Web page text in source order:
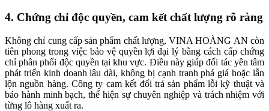
4. Chứng chỉ độc quyền, cam kết chất lượng rõ ràng
Không chỉ cung cấp sản phẩm chất lượng, VINA HOÀNG AN còn
tiên phong trong việc bảo vệ quyền lợi đại lý bằng cách cấp chứng
chỉ phân phối độc quyền tại khu vực. Điều này giúp đối tác yên tâm
phát triển kinh doanh lâu dài, không bị cạnh tranh phá giá hoặc lẫn
lộn nguồn hàng. Công ty cam kết đổi trả sản phẩm lỗi kỹ thuật và
bảo hành minh bạch, thể hiện sự chuyên nghiệp và trách nhiệm với
từng lô hàng xuất ra.